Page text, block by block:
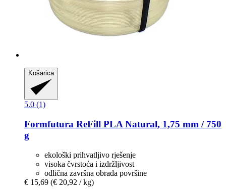
Košarica
5.0 (1)
Formfutura ReFill PLA Natural, 1,75 mm / 750
g
ekološki prihvatljivo rješenje
visoka čvrstoća i izdržljivost
odlična završna obrada površine
€ 15,69 (€ 20,92 / kg)